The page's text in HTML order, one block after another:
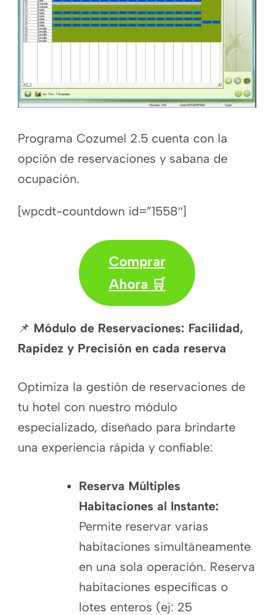
Programa Cozumel 2.5 cuenta con la
opción de reservaciones y sabana de
ocupación.
[wpcdt-countdown id=”1558″]
Comprar
Ahora 🛒
📌 Módulo de Reservaciones: Facilidad,
Rapidez y Precisión en cada reserva
Optimiza la gestión de reservaciones de
tu hotel con nuestro módulo
especializado, diseñado para brindarte
una experiencia rápida y confiable:
Reserva Múltiples
Habitaciones al Instante:
Permite reservar varias
habitaciones simultáneamente
en una sola operación. Reserva
habitaciones específicas o
lotes enteros (ej: 25